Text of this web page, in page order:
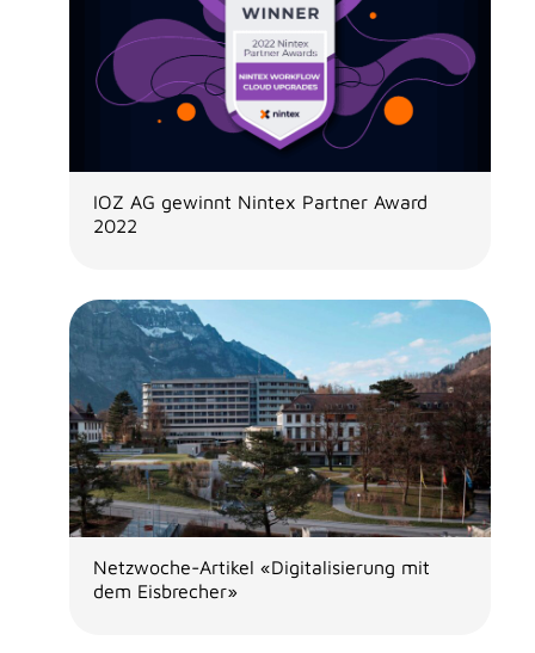
IOZ AG gewinnt Nintex Partner Award
2022
Netzwoche-Artikel «Digitalisierung mit
dem Eisbrecher»